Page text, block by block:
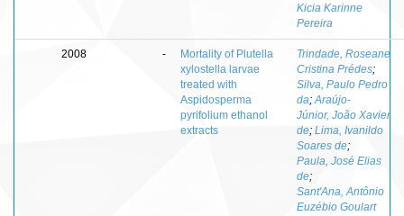
Kicia Karinne
Pereira
2008 -
Mortality of Plutella
xylostella larvae
treated with
Aspidosperma
pyrifolium ethanol
extracts
Trindade, Roseane
Cristina Prédes;
Silva, Paulo Pedro
da; Araújo-
Júnior, João Xavier
de; Lima, Ivanildo
Soares de;
Paula, José Elias
de;
Sant'Ana, Antônio
Euzébio Goulart